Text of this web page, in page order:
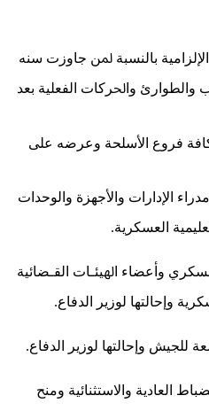
ﺑﺎﻟﻨﺴﺒﺔ ﳌﻦ ﺟﺎﻭﺯﺕ ﺳﻨﻪ
ﻭﺍﳊﺮﻛﺎﺕ ﺍﻟﻔﻌﻠﻴﺔ ﺑﻌﺪ
ﻓﺮﻭﻉ ﺍﻷﺳﻠﺤﺔ ﻭﻋﺮﺿﻪ ﻋﻠﻰ
ﺍﻹﺩﺍﺭﺍﺕ ﻭﺍﻷﺟﻬﺰﺓ ﻭﺍﻟﻮﺣﺪﺍﺕ
ﺍﻟﻌﺴﻜﺮﻳﺔ.
ﻭﺃﻋﻀﺎﺀ ﺍﳍﻴﺌـﺎﺕ ﺍﻟﻘـﻀﺎﺋﻴﺔ
ﻭﺇﺣﺎﻟﺘﻬﺎ ﻟﻮﺯﻳﺮ ﺍﻟﺪﻓﺎﻉ.
ﺍﻟﻌﺎﺩﻳﺔ ﻭﺍﻻﺳﺘﺜﻨﺎﺋﻴﺔ ﻭﻣﻨﺢ